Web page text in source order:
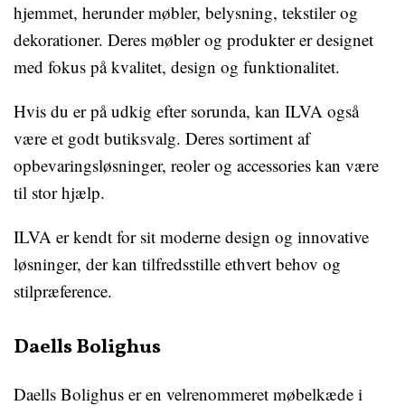
hjemmet, herunder møbler, belysning, tekstiler og
dekorationer. Deres møbler og produkter er designet
med fokus på kvalitet, design og funktionalitet.
Hvis du er på udkig efter sorunda, kan ILVA også
være et godt butiksvalg. Deres sortiment af
opbevaringsløsninger, reoler og accessories kan være
til stor hjælp.
ILVA er kendt for sit moderne design og innovative
løsninger, der kan tilfredsstille ethvert behov og
stilpræference.
Daells Bolighus
Daells Bolighus er en velrenommeret møbelkæde i